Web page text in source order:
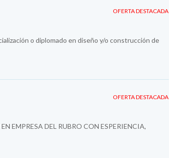
OFERTA DESTACADA
o diplomado en diseño y/o construcción de
OFERTA DESTACADA
EMPRESA DEL RUBRO CON ESPERIENCIA,